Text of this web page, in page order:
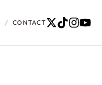
CONTACT